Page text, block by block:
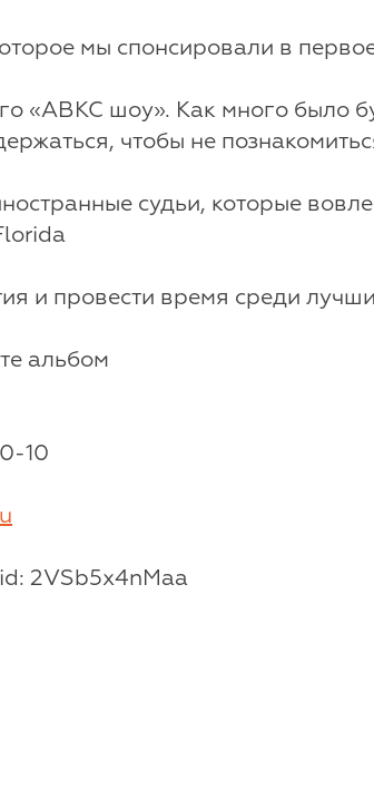
мы спонсировали в
«АВКС шоу». Как много было
чтобы не
судьи, которые
и провести время среди
альбом
10
2VSb5x4nMaa